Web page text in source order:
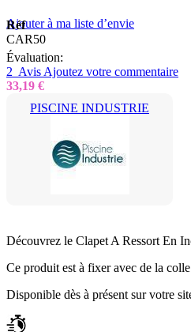
Ajouter à ma liste d’envie
Réf
CAR50
Évaluation:
2 Avis Ajoutez votre commentaire
33,19 €
PISCINE INDUSTRIE
Découvrez le Clapet A Ressort En
Ce produit est à fixer avec de la
Disponible dès à présent sur votre